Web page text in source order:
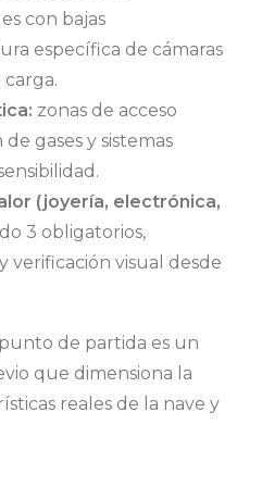
con bajas
específica de cámaras
zonas de acceso
gases y sistemas
(joyería, electrónica,
3 obligatorios,
visual desde
de partida es un
que dimensiona la
reales de la nave y